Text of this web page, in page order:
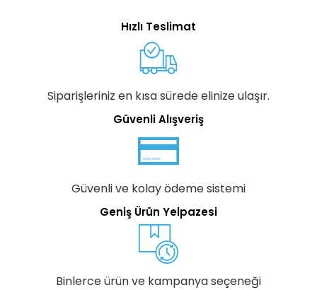
Hızlı Teslimat
Siparişleriniz en kısa sürede elinize ulaşır.
Güvenli Alışveriş
Güvenli ve kolay ödeme sistemi
Geniş Ürün Yelpazesi
Binlerce ürün ve kampanya seçeneği